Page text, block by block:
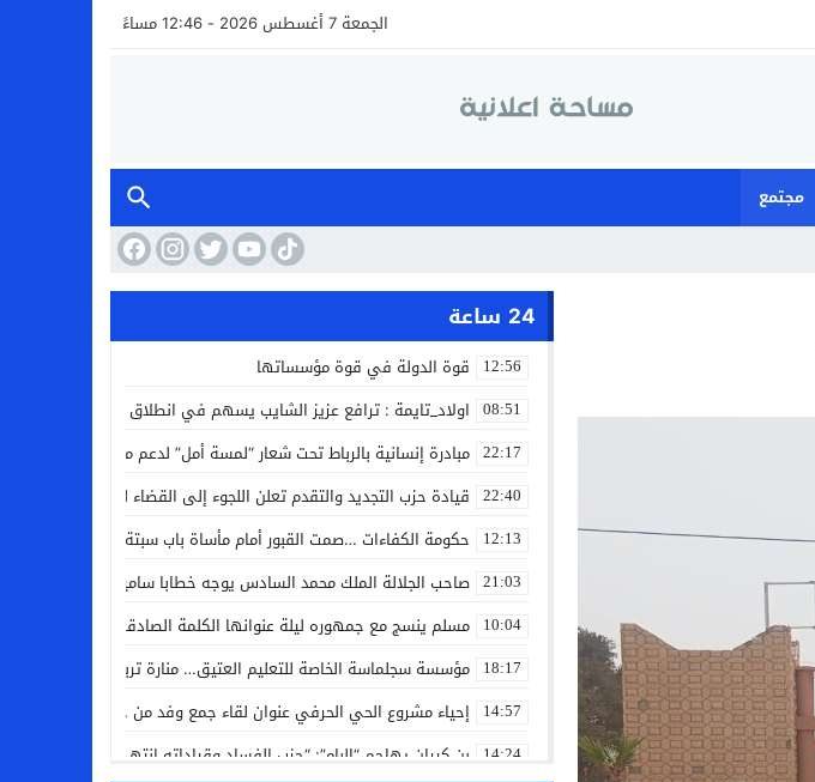
الجمعة 7 أغسطس 2026 - 12:46 مساءً
مجتمع
24 ساعة
12:56 قوة الدولة في قوة مؤسساتها
08:51 اولاد_تايمة : ترافع عزيز الشايب يسهم في انطلاق مشروع مائي
22:17 مبادرة إنسانية بالرباط تحت شعار “لمسة أمل” لدعم مرضى السرطان
22:40 قيادة حزب التجديد والتقدم تعلن اللجوء إلى القضاء لمواجهة ما
12:13 حكومة الكفاءات …صمت القبور أمام مأساة باب سبتة
21:03 صاحب الجلالة الملك محمد السادس يوجه خطابا ساميا إلى الأمة
10:04 مسلم ينسج مع جمهوره ليلة عنوانها الكلمة الصادقة في مهرجان
18:17 مؤسسة سجلماسة الخاصة للتعليم العتيق… منارة تربوية تجمع بين
14:57 إحياء مشروع الحي الحرفي عنوان لقاء جمع وفد من جمعية التضامن
14:24 بن كيران يهاجم “البام”: “حزب الفساد وقياداته انتهى ببعضها في